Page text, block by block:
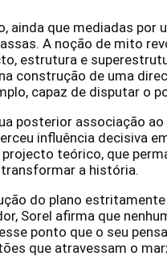
que mediadas por
A noção de mito
estrutura e
construção de uma
capaz de disputar o
posterior associação
influência decisiva
teórico, que
a história.
do plano
Sorel afirma que
ponto que o seu
que atravessam o